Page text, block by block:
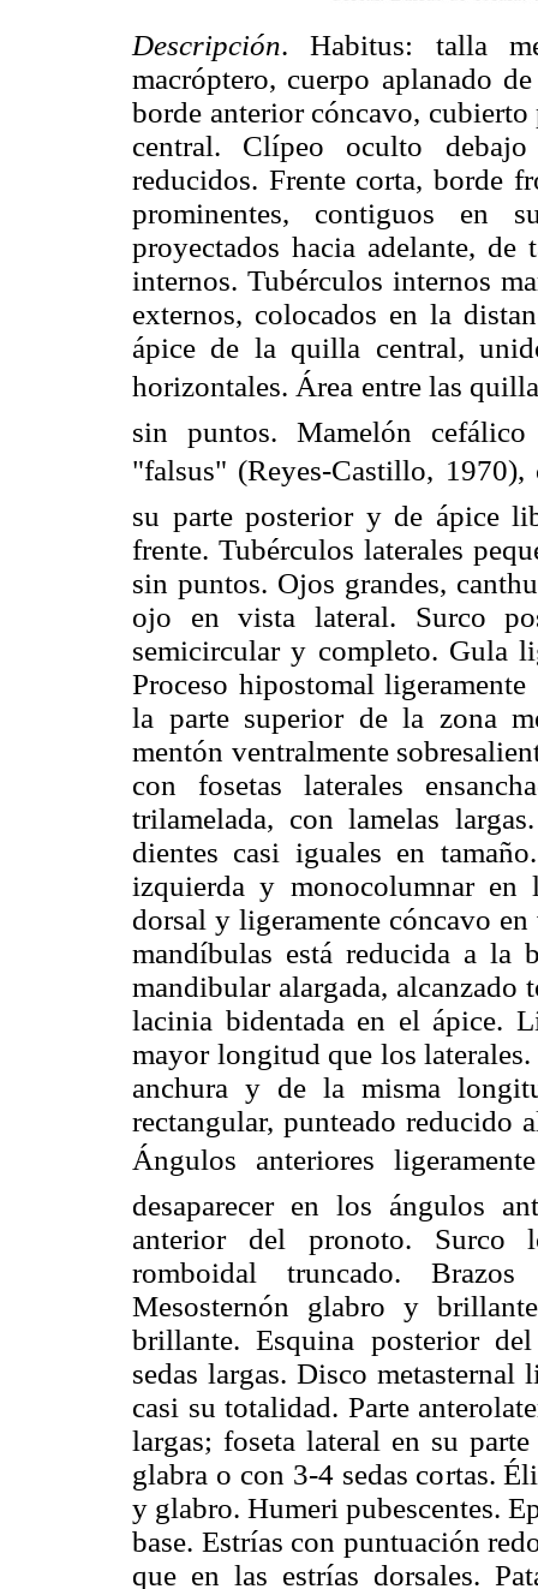
Descripción. Habitus: talla
macróptero, cuerpo aplanado
borde anterior cóncavo, cubierto
central. Clípeo oculto
reducidos. Frente corta, borde
prominentes, contiguos en
proyectados hacia adelante,
internos. Tubérculos internos
externos, colocados en la
ápice de la quilla central,
horizontales. Área entre las
sin puntos. Mamelón
"falsus" (Reyes-Castillo,
su parte posterior y de ápice
frente. Tubérculos laterales
sin puntos. Ojos grandes,
ojo en vista lateral. Surco
semicircular y completo. Gula
Proceso hipostomal
la parte superior de la zona
mentón ventralmente
con fosetas laterales
trilamelada, con lamelas
dientes casi iguales en
izquierda y monocolumnar en
dorsal y ligeramente cóncavo
mandíbulas está reducida a la
mandibular alargada,
lacinia bidentada en el ápice.
mayor longitud que los
anchura y de la misma
rectangular, punteado reducido
Ángulos anteriores
desaparecer en los ángulos
anterior del pronoto. Surco
romboidal truncado.
Mesosternón glabro y
brillante. Esquina posterior
sedas largas. Disco
casi su totalidad. Parte
largas; foseta lateral en su
glabra o con 3-4 sedas cortas.
y glabro. Humeri pubescentes.
base. Estrías con puntuación
que en las estrías dorsales.